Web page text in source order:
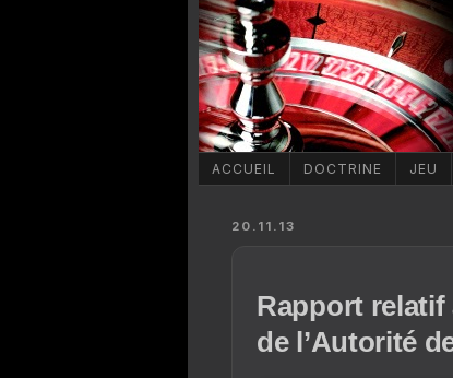
ACCUEIL DOCTRINE JEU
20.11.13
Rapport
de l’Autorité